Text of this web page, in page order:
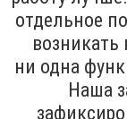
отдельное
возникать
ни одна
Наша